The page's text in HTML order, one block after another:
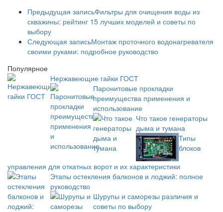
Предыдущая записьФильтры для очищения воды из
скважины: рейтинг 15 лучших моделей и советы по
выбору
Следующая записьМонтаж проточного водонагревателя
своими руками: подробное руководство
Популярное
Нержавеющие гайки ГОСТ
Паронитовые прокладки
преимущества применения и
использование
Что такое генераторы
дыма и тумана
Типы
блоков
управления для откатных ворот и их характеристики
Этапы остекления балконов и лоджий: полное
руководство
Шурупы и саморезы различия и
советы по выбору